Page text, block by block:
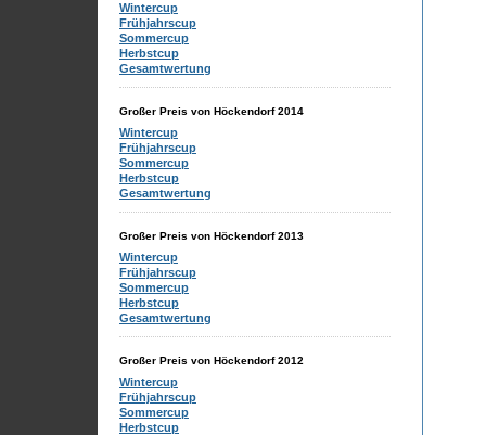
Wintercup
Frühjahrscup
Sommercup
Herbstcup
Gesamtwertung
Großer Preis von Höckendorf 2014
Wintercup
Frühjahrscup
Sommercup
Herbstcup
Gesamtwertung
Großer Preis von Höckendorf 2013
Wintercup
Frühjahrscup
Sommercup
Herbstcup
Gesamtwertung
Großer Preis von Höckendorf 2012
Wintercup
Frühjahrscup
Sommercup
Herbstcup